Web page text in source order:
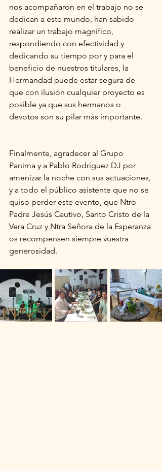
nos acompañaron en el trabajo no se
dedican a este mundo, han sabido
realizar un trabajo magnífico,
respondiendo con efectividad y
dedicando su tiempo por y para el
beneficio de nuestros titulares, la
Hermandad puede estar segura de
que con ilusión cualquier proyecto es
posible ya que sus hermanos o
devotos son su pilar más importante.
Finalmente, agradecer al Grupo
Panima y a Pablo Rodríguez DJ por
amenizar la noche con sus actuaciones,
y a todo el público asistente que no se
quiso perder este evento, que Ntro
Padre Jesús Cautivo, Santo Cristo de la
Vera Cruz y Ntra Señora de la Esperanza
os recompensen siempre vuestra
generosidad.